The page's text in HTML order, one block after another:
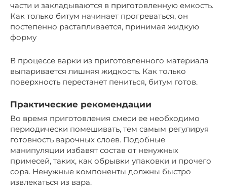
части и закладываются в приготовленную емкость.
Как только битум начинает прогреваться, он
постепенно растапливается, принимая жидкую
форму
В процессе варки из приготовленного материала
выпаривается лишняя жидкость. Как только
поверхность перестанет пениться, битум готов.
Практические рекомендации
Во время приготовления смеси ее необходимо
периодически помешивать, тем самым регулируя
готовность варочных слоев. Подобные
манипуляции избавят состав от ненужных
примесей, таких, как обрывки упаковки и прочего
сора. Ненужные компоненты должны быстро
извлекаться из вара.